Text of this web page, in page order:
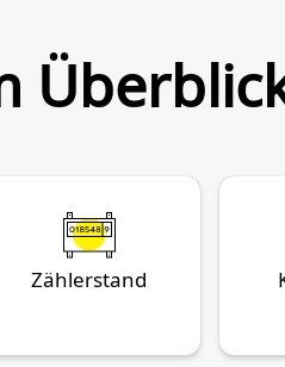
Zählerstand